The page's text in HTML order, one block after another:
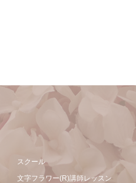
スクール
文字フラワー(R)講師レッスン